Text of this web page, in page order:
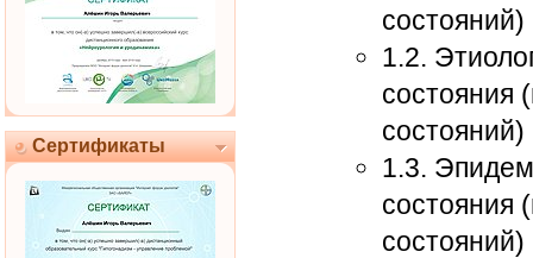
Сертификаты
состояний)
1.2.
состояния
состояний)
1.3.
состояния
состояний)